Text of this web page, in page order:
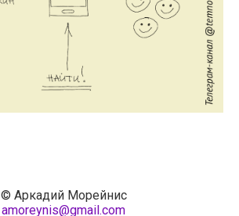
© Аркадий Морейнис
amoreynis@gmail.com